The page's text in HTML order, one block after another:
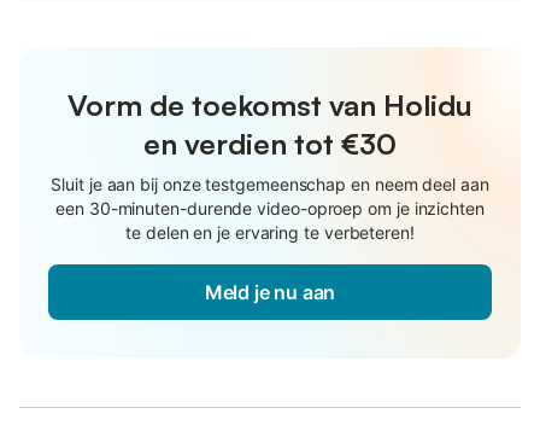
Vorm de toekomst van Holidu
en verdien tot €30
Sluit je aan bij onze testgemeenschap en neem deel aan
een 30-minuten-durende video-oproep om je inzichten
te delen en je ervaring te verbeteren!
Meld je nu aan